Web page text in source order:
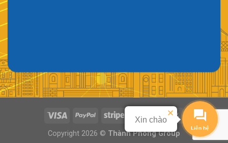
Copyright 2026 © Thành Phong Group
Liên hệ